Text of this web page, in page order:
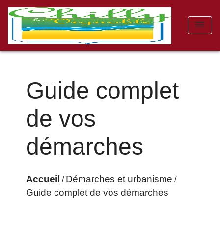
menu
Guide complet
de vos
démarches
Accueil / Démarches et urbanisme /
Guide complet de vos démarches